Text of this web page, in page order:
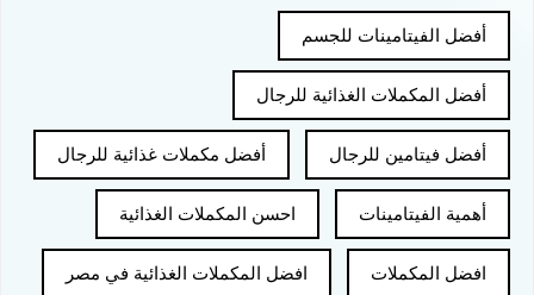
أفضل الفيتامينات للجسم
أفضل المكملات الغذائية للرجال
أفضل فيتامين للرجال أفضل مكملات غذائية للرجال
أهمية الفيتامينات احسن المكملات الغذائية
افضل المكملات افضل المكملات الغذائية في مصر